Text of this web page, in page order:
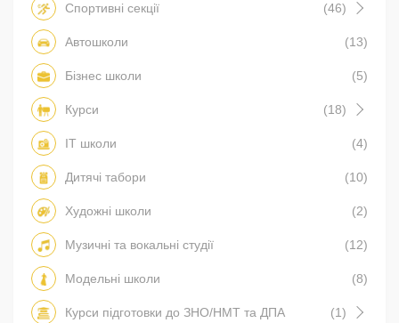
Спортивні секції (46)
Автошколи (13)
Бізнес школи (5)
Курси (18)
IT школи (4)
Дитячі табори (10)
Художні школи (2)
Музичні та вокальні студії (12)
Модельні школи (8)
Курси підготовки до ЗНО/НМТ та ДПА (1)